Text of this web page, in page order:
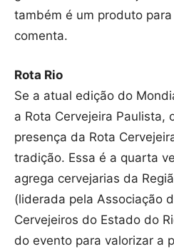
também é um produto para
comenta.
Rota Rio
Se a atual edição do
a Rota Cervejeira Paulista,
presença da Rota
tradição. Essa é a quarta
agrega cervejarias da
(liderada pela Associação
Cervejeiros do Estado do
do evento para valorizar a